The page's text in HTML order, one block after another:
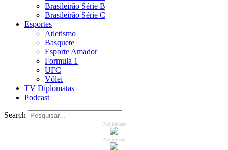
Brasileirão Série B
Brasileirão Série C
Esportes
Atletismo
Basquete
Esporte Amador
Formula 1
UFC
Vôlei
TV Diplomatas
Podcast
Search
Publicidade
Publicidade